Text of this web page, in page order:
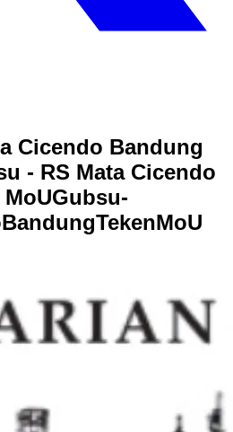
Cicendo Bandung
- RS Mata Cicendo
Gubsu-
BandungTekenMoU